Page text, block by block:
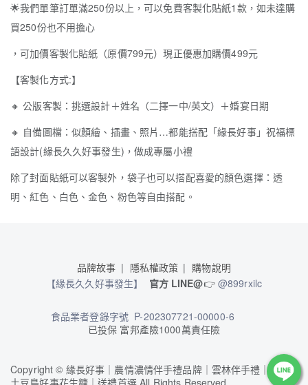
🌟我們單筆訂單滿250份以上，可以免費客製化貼紙1款，如未達購
買250份也不用擔心
，可加價客製化貼紙（原價799元）現正優惠加購價499元
【客製化方式:】
🔸 公版客製：挑選設計＋姓名（二擇一中/英文）＋婚宴日期
🔸 自備圖檔：似顏繪、插畫、照片…都能搭配「緣長好事」祝福標
語設計(緣長久久好事發生)，做成專屬小禮
除了封面貼紙可以客製外，袋子也可以搭配喜愛的顏色選擇：透
明、紅色、白色、金色、粉色等自由搭配。
品牌故事 隱私權政策
購物說明
【緣長久久好事發生】 官方 LINE@👉 @899rxilc
食品業者登錄字號 P-202307721-00000-6
已投保 富邦產險1000萬責任險
Copyright© 緣長好事｜農情濃情伴手禮品牌｜雲林伴手禮｜雲林
土豆鳥好事花生糖｜送禮首選 All Rights Reserved.